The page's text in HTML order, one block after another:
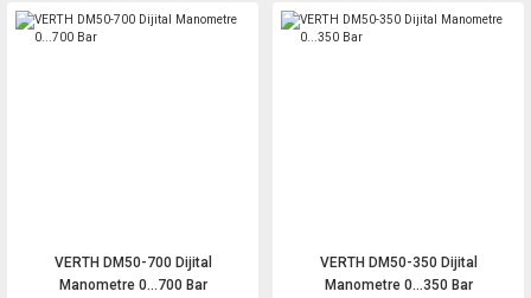
VERTH DM50-700 Dijital
Manometre 0...700 Bar
VERTH DM50-350 Dijital
Manometre 0...350 Bar